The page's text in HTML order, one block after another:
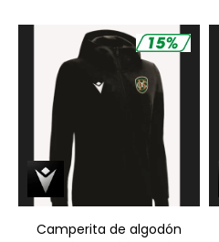
Camperita de algodón